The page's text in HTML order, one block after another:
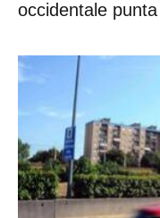
occidentale